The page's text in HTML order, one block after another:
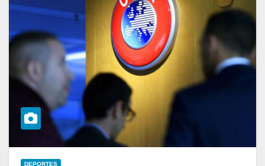
DEPORTES